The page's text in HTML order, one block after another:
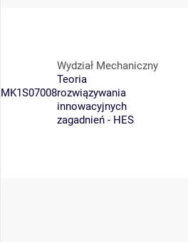
MK1S07008
Wydział Mechaniczny
Teoria
rozwiązywania
innowacyjnych
zagadnień - HES